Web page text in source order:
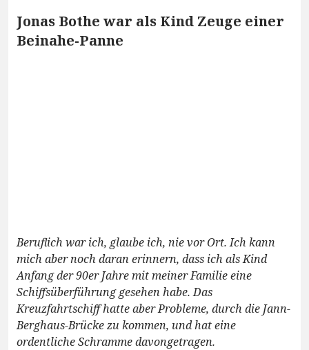
Jonas Bothe war als Kind Zeuge einer
Beinahe-Panne
Beruflich war ich, glaube ich, nie vor Ort. Ich kann
mich aber noch daran erinnern, dass ich als Kind
Anfang der 90er Jahre mit meiner Familie eine
Schiffsüberführung gesehen habe. Das
Kreuzfahrtschiff hatte aber Probleme, durch die Jann-
Berghaus-Brücke zu kommen, und hat eine
ordentliche Schramme davongetragen.